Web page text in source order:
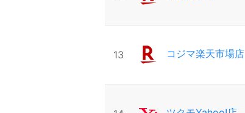
13 コジマ楽天市場店